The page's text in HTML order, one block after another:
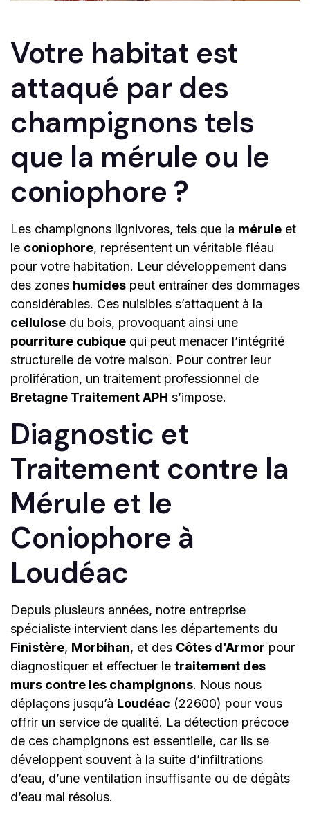
Votre habitat est
attaqué par des
champignons tels
que la mérule ou le
coniophore ?
Les champignons lignivores, tels que la mérule et
le coniophore, représentent un véritable fléau
pour votre habitation. Leur développement dans
des zones humides peut entraîner des dommages
considérables. Ces nuisibles s’attaquent à la
cellulose du bois, provoquant ainsi une
pourriture cubique qui peut menacer l’intégrité
structurelle de votre maison. Pour contrer leur
prolifération, un traitement professionnel de
Bretagne Traitement APH s’impose.
Diagnostic et
Traitement contre la
Mérule et le
Coniophore à
Loudéac
Depuis plusieurs années, notre entreprise
spécialiste intervient dans les départements du
Finistère, Morbihan, et des Côtes d’Armor pour
diagnostiquer et effectuer le traitement des
murs contre les champignons. Nous nous
déplaçons jusqu’à Loudéac (22600) pour vous
offrir un service de qualité. La détection précoce
de ces champignons est essentielle, car ils se
développent souvent à la suite d’infiltrations
d’eau, d’une ventilation insuffisante ou de dégâts
d’eau mal résolus.